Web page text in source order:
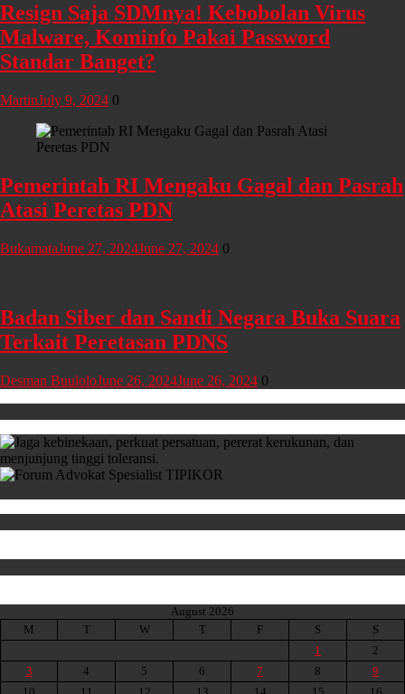
Resign Saja SDMnya! Kebobolan Virus
Malware, Kominfo Pakai Password
Standar Banget?
MartinJuly 9, 2024 0
Pemerintah RI Mengaku Gagal dan Pasrah
Atasi Peretas PDN
BukamataJune 27, 2024June 27, 2024 0
Badan Siber dan Sandi Negara Buka Suara
Terkait Peretasan PDNS
Desman BuuloloJune 26, 2024June 26, 2024 0
August 2026
M
T W T F S
S
1
2
3
4 5 6 7 8
9